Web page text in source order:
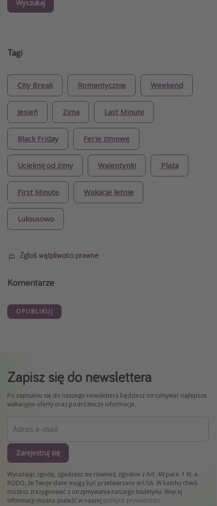
Wyszukaj
Tagi
City Break Romantycznie Weekend
Jesień Zima Last Minute
Black Friday Ferie zimowe
Ucieknij od zimy Walentynki Plaża
First Minute Wakacje letnie
Luksusowo
Zgłoś wątpliwości prawne
Komentarze
OPUBLIKUJ
Zapisz się do newslettera
Po zapisaniu się do naszego newslettera będziesz otrzymywać najlepsze
wakacyjne oferty oraz podróżnicze informacje.
Zarejestruj się
Wyrażając zgodę, zgadzasz się również, zgodnie z Art. 49 para. 1 lit. a
RODO, że Twoje dane mogą być przetwarzane w USA. W każdej chwili
możesz zrezygnować z otrzymywania naszego biuletynu. Więcej
informacji można znaleźć w naszej polityce prywatności.